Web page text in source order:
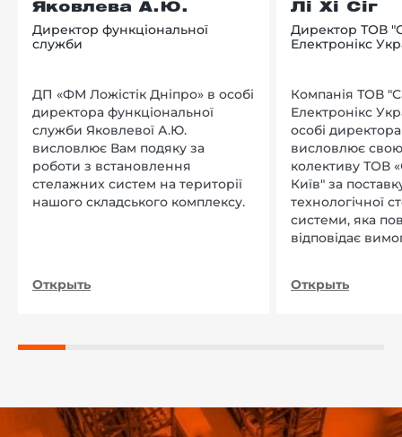
Яковлева А.Ю.
Директор функціональної
служби
ДП «ФМ Ложістік Дніпро» в особі
директора функціональної
служби Яковлевої А.Ю.
висловлює Вам подяку за
роботи з встановлення
стелажних систем на території
нашого складського комплексу.
Открыть
Лі Хі Сіг
Директор ТОВ
Електронікс
Компанія ТОВ
Електронікс
особі
висловлює
колективу ТОВ
Київ" за
технологічної
системи, яка
відповідає
Открыть